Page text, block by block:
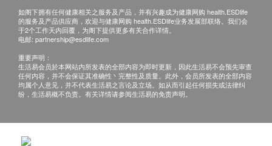
电邮: support@esdlife.com / 健康网购health.ESDlife
客服热线: (852) 3151-2288
如阁下拥有任何健康相关之服务及产品，并有兴趣成为健康网购 health.ESDlife
的服务及产品供应商，欢迎与健康网购 health.ESDlife业务发展部联络。我们会
于2个工作天内回覆，为阁下提供更多有关合作详情。
电邮: partnership@esdlife.com
重要声明：
生活易会员於本网站内所发表的全部内容为即时更新，因此生活易不会预先审查
任何内容，并不会保证其准确性丶完整性及质量。此外，会员所发表的全部内容
均属个人意见，并不代表生活易之言论及立场。如从而引起任何损失或法律纠
纷，生活易概不负责。有关详情请参阅生活易的免责声明。